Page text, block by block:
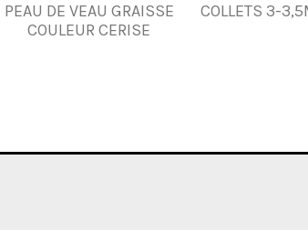
PEAU DE VEAU GRAISSE
COULEUR CERISE
COLLETS 3-